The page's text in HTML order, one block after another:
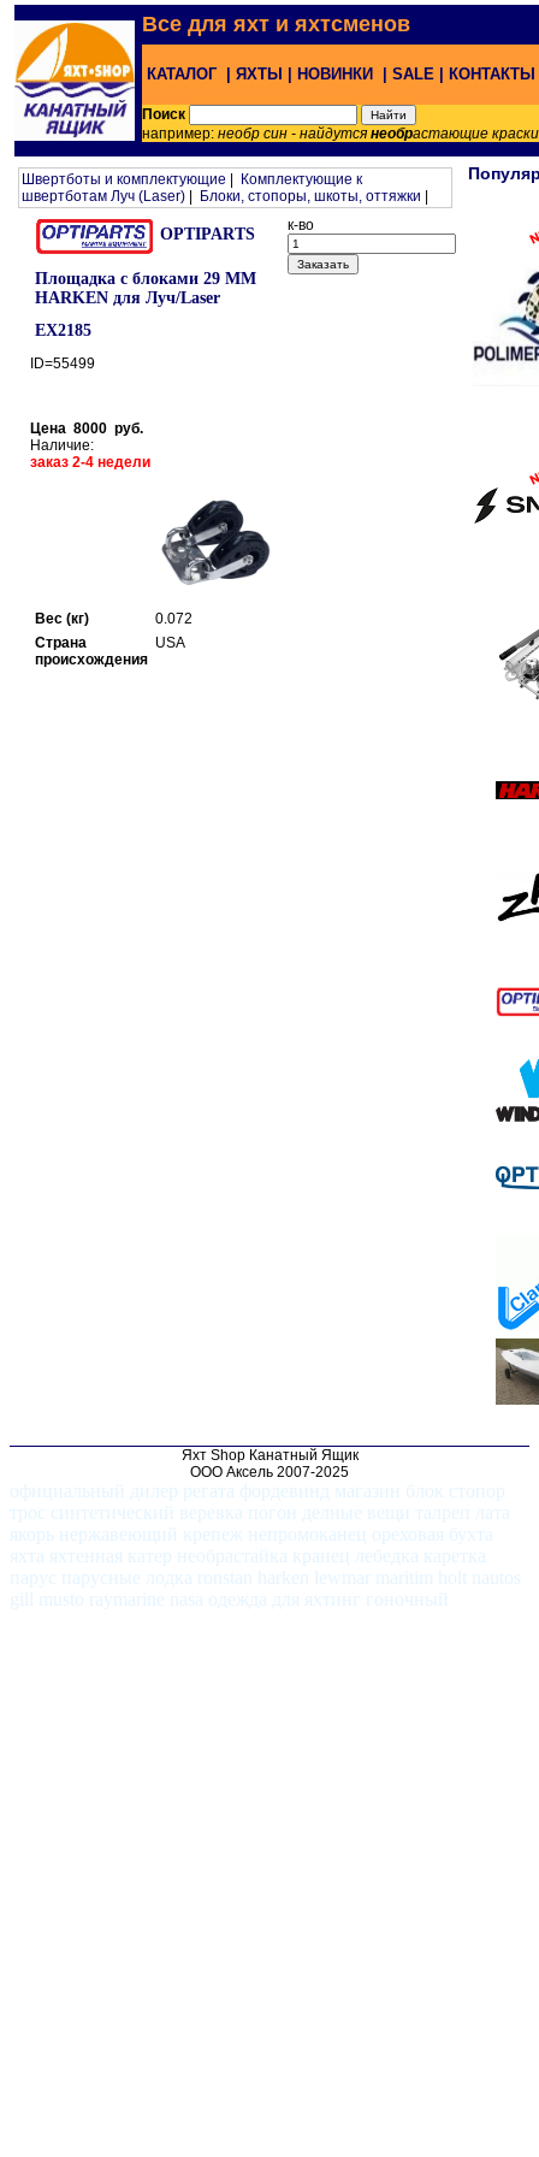
Все для яхт и яхтсменов
КАТАЛОГ | ЯХТЫ | НОВИНКИ | SALE | КОНТАКТЫ
Поиск
например: необр син - найдутся необрастающие
Швертботы и комплектующие
Комплектующие к
швертботам Луч (Laser)
Блоки, стопоры, шкоты, оттяжки
OPTIPARTS
Площадка с блоками 29 MM
HARKEN для Луч/Laser
EX2185
ID=55499
Цена 8000 руб.
Наличие:
заказ 2-4 недели
к-во
Вес (кг)
0.072
Страна
происхождения
USA
Яхт Shop Канатный Ящик
ООО Аксель 2007-2025
официальный дилер регата фордевинд магазин блок стопор
трос синтетический веревка погон делные вещи талреп лата
якорь нержавеющий крепеж непромоканец ореховая бухта
яхта яхтенная катер необрастайка кранец лебедка каретка
парус парусные лодка ronstan harken lewmar maritim holt nautos
gill musto raymarine nasa одежда для яхтинг гоночный